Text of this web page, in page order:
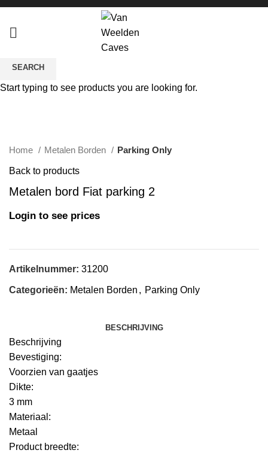
Home Metalen Borden Parking Only
Back to products
Metalen bord Fiat parking 2
Login to see prices
Artikelnummer: 31200
Categorieën: Metalen Borden , Parking Only
BESCHRIJVING
Beschrijving
Bevestiging:
Voorzien van gaatjes
Dikte:
3 mm
Materiaal:
Metaal
Product breedte:
SEARCH
Start typing to see products you are looking for.